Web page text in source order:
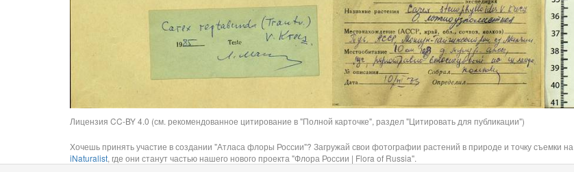
Лицензия CC-BY 4.0 (см. рекомендованное цитирование в "Полной карточке", раздел "Цитировать для публикации")
Хочешь принять участие в создании "Атласа флоры России"? Загружай свои фотографии растений в природе и точку съемки на
iNaturalist, где они станут частью нашего нового проекта "Флора России | Flora of Russia".